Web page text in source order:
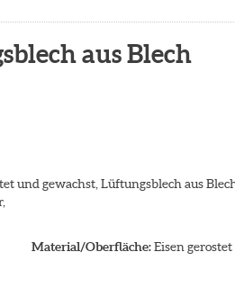
aus Blech
und gewachst, Lüftungsblech aus
Material/Oberfläche:Eisen gerostet